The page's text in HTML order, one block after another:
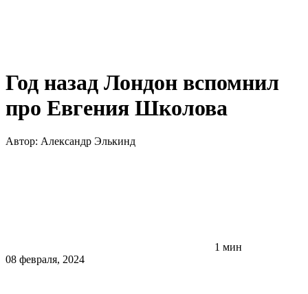
Год назад Лондон вспомнил
про Евгения Школова
Автор: Александр Элькинд
1 мин
08 февраля, 2024